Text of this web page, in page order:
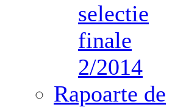
selectie
finale
2/2014
Rapoarte de